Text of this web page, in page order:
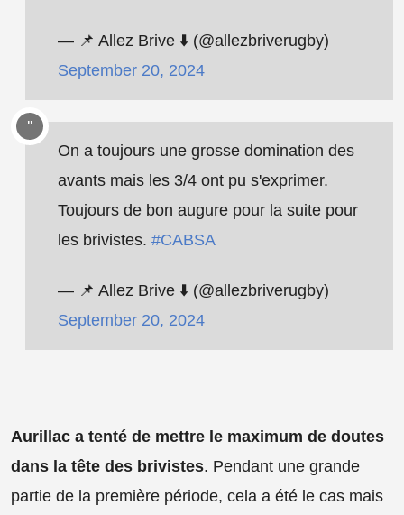
— 📌 Allez Brive ⬇️ (@allezbriverugby)
September 20, 2024
On a toujours une grosse domination des
avants mais les 3/4 ont pu s'exprimer.
Toujours de bon augure pour la suite pour
les brivistes. #CABSA
— 📌 Allez Brive ⬇️ (@allezbriverugby)
September 20, 2024
Aurillac a tenté de mettre le maximum de doutes
dans la tête des brivistes. Pendant une grande
partie de la première période, cela a été le cas mais